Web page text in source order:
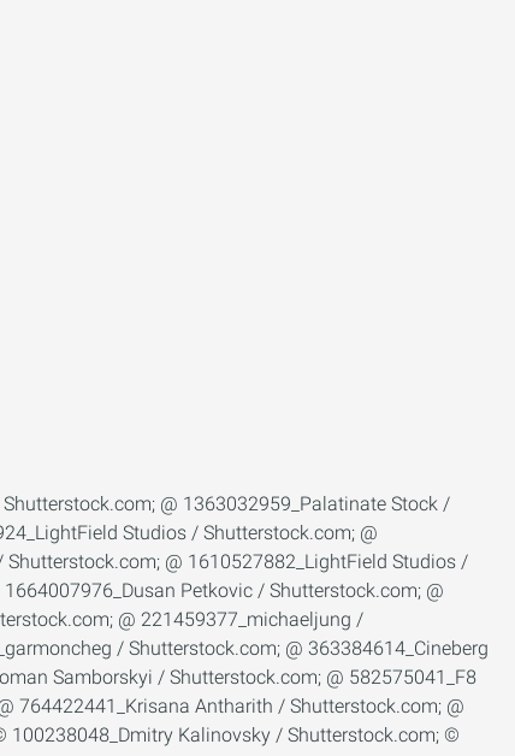
/ Shutter­stock.com; © 282277655_straylight / Shutterstock.com; © 286767479_SpeedKingz / Shutterstock.com; © 287362544_Aleksandr Kurganov / Shutterstock.com; © 288246068_­goodluz / Shutter­stock.com; © 289949900_ChiccoDodiFC / Shutterstock.com; © 290091851_ESB Professional / Shutterstock.com; © 301773125_­Robert Kneschke / Shutter­stock.com; © 303888209_­Syda Productions / Shutter­stock.com; © 306612137_JP WALLET / Shutterstock.com; © 324345083_­Oksana Kuzmina / Shutter­stock.com; © 331562546_thodonal88 / Shutterstock.com; © 331772687_­stockfour / Shutter­stock.com; © 331774403_­stockfour / Shutter­stock.com; © 331774460_­stockfour / Shutter­stock.com; © 331774475_­stockfour / Shutter­stock.com; © 331775591_­stockfour / Shutter­stock.com; © 351877040_Janny2 / Shutterstock.com; © 368730815_­WaitForLight / Shutter­stock.com; © 36967096_­Alexey Fursov / Shutter­stock.com; © 377911255_alessandro guerriero / Shutterstock.com; © 378874789_­ Edvard Nalbantjan / Shutter­stock.com; © 379725988_­Dmitry Kalinovsky / Shutter­stock.com; © 381499549_Billion Photos / Shutterstock.com; © 39224989_­­posztos / Shutter­stock.com; © 393476566_­ 279photo Studio / Shutter­stock.com; © 400012954_ouh_desire / Shutterstock.com; © 400217044_G-Stock Studio / Shutterstock.com; © 400430707_­nostal6ie / Shutter­stock.com; © 406319593_­SpeedKingz / Shutter­stock.com; © 415939624_­ThomBal / Shutter­stock.com; © 419731345_­Dmitry Kalinovsky / Shutter­stock.com; © 421740247_­Stanisic Vladimir / Shutter­stock.com; © 421758826_StockLite / Shutterstock.com; © 422349109_­nostal6ie / Shutter­stock.com; © 429619858_­Suwin / Shutter­stock.com; © 432347611_­SpeedKingz / Shutter­stock.com; © 442049248_­Dariusz Jarzabek / Shutter­stock.com; © 445814530_­nostal6gie / Shutter­stock.com; © 447028525_­Who is Danny / Shutter­stock.com; © 450612136_­JR-stock / Shutter­stock.com; © 452543521_­fotoslaz / Shutter­stock.com; © 454536283_­bit mechanic / Shutter­stock.com; © 467362673_­Stanisic Vladimir / Shutter­stock.com; © 46975726_­PeJo / Shutter­stock.com; © 476298817_­Dmitry Kalinovsky / Shutter­stock.com; © 478058401_­vorclub / Shutter­stock.com; © 48636268_­Blazej Lyjak / Shutter­stock.com; © 502969141_­hanohiki / Shutter­stock.com; © 521176060_­Christian Delbert / Shutter­stock.com; © 526166827_­Syda Productions / Shutter­stock.com; © 529590637_­Dmitry Kalinovsky / Shutter­stock.com; © 535290844_­Syda Productions / Shutter­stock.com; © 542947168_­sfam_­photo / Shutter­stock.com; © 546893326_­sirtravelalot / Shutter­stock.com; © 547489183_­ImageFlow / Shutter­stock.com; © 55035709_­fotohunter / Shutter­stock.com; © 557849188_­Stock-Asso / Shutter­stock.com; © 561916708_­Andrey_­Popov / Shutter­stock.com; © 572444386_Olivier Le Moal / Shutterstock.com; © 57263524_goodluz / Shutterstock.com; © 58003135_WDG Photo / Shutterstock.com; © 587381747_­Andrey_­Popov / Shutter­stock.co